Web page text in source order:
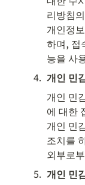
리방침
개인정
하며, 접
능을 사
4. 개인 민
개인 민
에 대한
개인 민
조치를
외부로
5. 개인 민